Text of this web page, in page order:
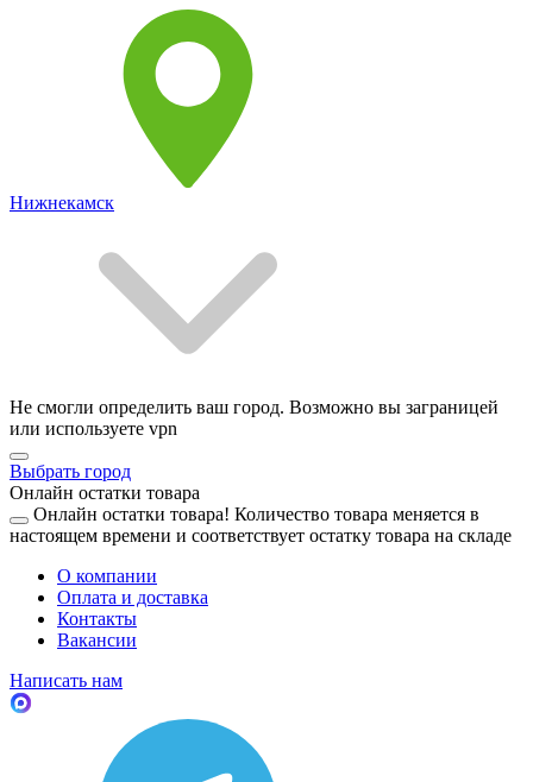
Нижнекамск
Не смогли определить ваш город. Возможно вы заграницей
или используете vpn
Выбрать город
Онлайн остатки товара
Онлайн остатки товара! Количество товара меняется в
настоящем времени и соответствует остатку товара на складе
О компании
Оплата и доставка
Контакты
Вакансии
Написать нам